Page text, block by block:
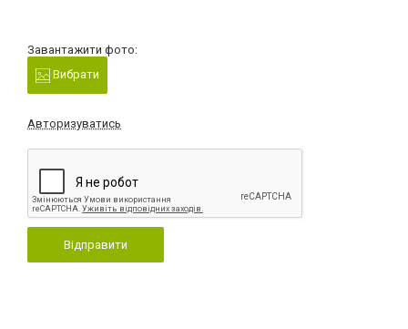
Завантажити фото:
Вибрати
Авторизуватись
Відправити